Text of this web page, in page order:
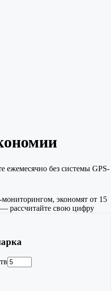
ежемесячно без системы GPS-
экономят от 15
рассчитайте свою цифру